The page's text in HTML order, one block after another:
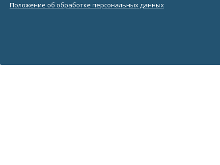
Положение об обработке персональных данных